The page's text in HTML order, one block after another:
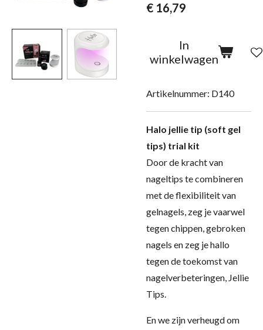
€ 16,79
In
winkelwagen
Artikelnummer: D140
Halo jellie tip (soft gel
tips) trial kit
Door de kracht van
nageltips te combineren
met de flexibiliteit van
gelnagels, zeg je vaarwel
tegen chippen, gebroken
nagels en zeg je hallo
tegen de toekomst van
nagelverbeteringen, Jellie
Tips.
En we zijn verheugd om